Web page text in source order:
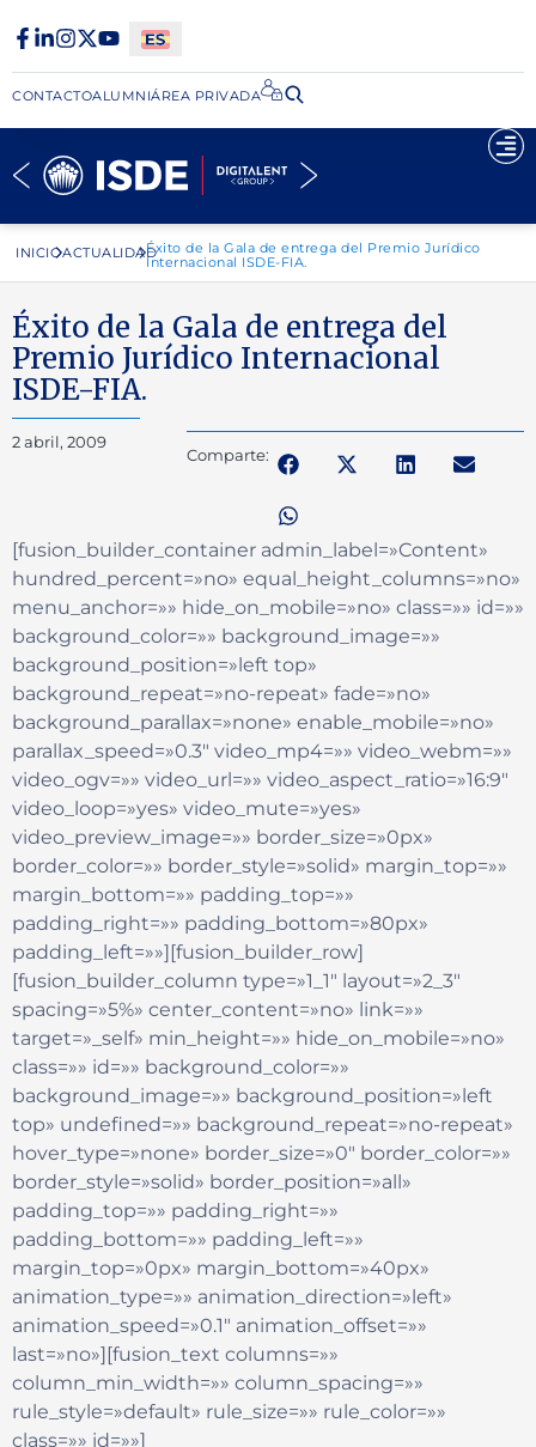
CONTACTOALUMNIÁREA PRIVADA​
INICIOACTUALIDADÉxito de la Gala de entrega del Premio Jurídico
Internacional ISDE-FIA.
Éxito de la Gala de entrega del
Premio Jurídico Internacional
ISDE-FIA.
2 abril, 2009
Comparte:
[fusion_builder_container admin_label=»Content»
hundred_percent=»no» equal_height_columns=»no»
menu_anchor=»» hide_on_mobile=»no» class=»» id=»»
background_color=»» background_image=»»
background_position=»left top»
background_repeat=»no-repeat» fade=»no»
background_parallax=»none» enable_mobile=»no»
parallax_speed=»0.3″ video_mp4=»» video_webm=»»
video_ogv=»» video_url=»» video_aspect_ratio=»16:9″
video_loop=»yes» video_mute=»yes»
video_preview_image=»» border_size=»0px»
border_color=»» border_style=»solid» margin_top=»»
margin_bottom=»» padding_top=»»
padding_right=»» padding_bottom=»80px»
padding_left=»»][fusion_builder_row]
[fusion_builder_column type=»1_1″ layout=»2_3″
spacing=»5%» center_content=»no» link=»»
target=»_self» min_height=»» hide_on_mobile=»no»
class=»» id=»» background_color=»»
background_image=»» background_position=»left
top» undefined=»» background_repeat=»no-repeat»
hover_type=»none» border_size=»0″ border_color=»»
border_style=»solid» border_position=»all»
padding_top=»» padding_right=»»
padding_bottom=»» padding_left=»»
margin_top=»0px» margin_bottom=»40px»
animation_type=»» animation_direction=»left»
animation_speed=»0.1″ animation_offset=»»
last=»no»][fusion_text columns=»»
column_min_width=»» column_spacing=»»
rule_style=»default» rule_size=»» rule_color=»»
class=»» id=»»]